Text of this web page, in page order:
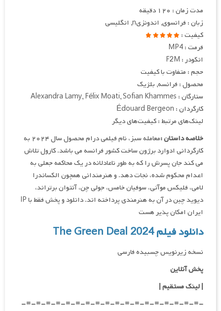
مدت زمان : ۱۲۰ دقیقه
زبان : فرانسوی, اندونزیn, انگلیسی
کیفیت :
فرمت : MP4
انکودر : F2M
حجم : متفاوت با کیفیت
محصول : فرانسه, بلژیک
ستارگان : Alexandra Lamy, Félix Moati, Sofian Khammes
کارگردان : Édouard Bergeon
لینک‌های مرتبط : کیفیت‌های دیگر
خلاصه داستان :
معامله سبز، نام فیلمی درام محصول سال ۲۰۲۴ به
کارگردانی ادوارد برژون ساخت کشور فرانسه می باشد. کارول تلاش
می‌ کند جان پسرش را که به طور ناعادلانه در یک محاکمه جعلی به
اعدام محکوم شده، نجات دهد. و هنرمندانی همچون الکساندرا
لامی، فلیکس موآتی، سوفیان خامس، جولی چن، آنتوان برتراند،
دیوید چین در آن به هنرمندی پرداخته اند. دانلود و پخش فقط با IP
ایران امکان پذیر هست
دانلود فیلم The Green Deal 2024
نسخه زیرنویس چسبیده فارسی
پخش آنلاین
| لینک مستقیم|
-=-=-=-=-=-=-=-=-=-=-=-=-=-=-=-=-=-=-